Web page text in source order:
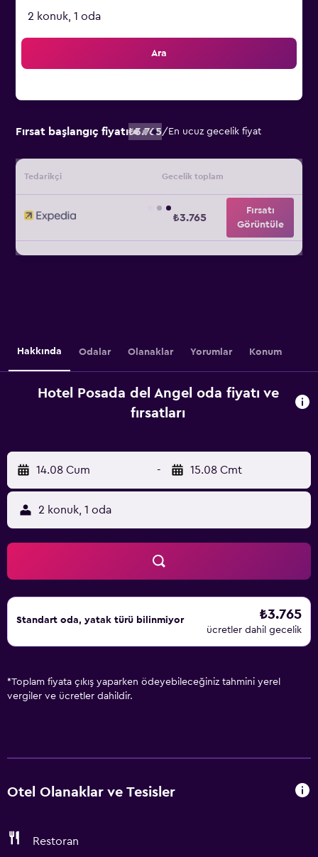
2 konuk, 1 oda
Ara
Fırsat başlangıç fiyatı₺3.765/ En ucuz gecelik fiyat
Tedarikçi Gecelik toplam
₺3.765
Fırsatı
Görüntüle
Hakkında Odalar Olanaklar Yorumlar Konum
Hotel Posada del Angel oda fiyatı ve
fırsatları
14.08 Cum - 15.08 Cmt
2 konuk, 1 oda
Standart oda, yatak türü bilinmiyor ₺3.765
ücretler dahil gecelik
*Toplam fiyata çıkış yaparken ödeyebileceğiniz tahmini yerel
vergiler ve ücretler dahildir.
Otel Olanaklar ve Tesisler
Restoran